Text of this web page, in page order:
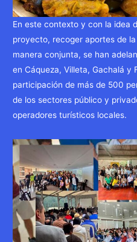
En este contexto y con la idea
proyecto, recoger aportes de
manera conjunta, se han
en Cáqueza, Villeta, Gachalá y
participación de más de 500
de los sectores público y
operadores turísticos locales.